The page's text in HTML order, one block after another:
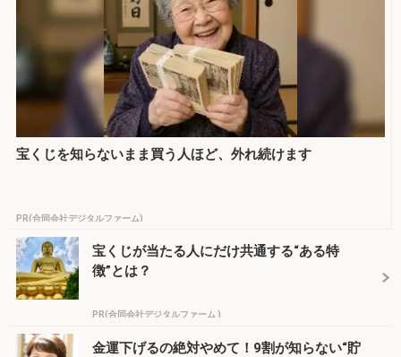
宝くじを知らないまま買う人ほど、外れ続けます
PR(合同会社デジタルファーム)
宝くじが当たる人にだけ共通する“ある特
徴”とは？
PR(合同会社デジタルファーム )
金運下げるの絶対やめて！9割が知らない“貯